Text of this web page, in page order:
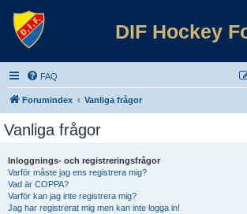
DIF Hockey
FAQ
Forumindex Vanliga frågor
Vanliga frågor
Inloggnings- och registreringsfrågor
Varför måste jag ens registrera mig?
Vad är COPPA?
Varför kan jag inte registrera mig?
Jag har registrerat mig men kan inte logga in!